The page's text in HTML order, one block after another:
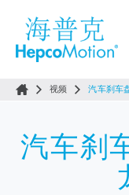
视频 汽车刹车
汽车刹